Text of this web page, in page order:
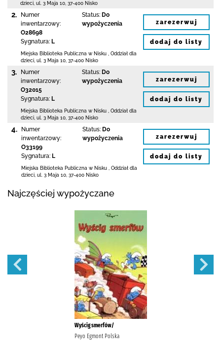
dzieci, ul. 3 Maja 10 37-400 Nisko
2.
Numer
inwentarzowy:
O28698
Sygnatura: L
Status: Do
wypożyczenia
Miejska Biblioteka Publiczna w Nisku
Oddział dla
dzieci, ul. 3 Maja 10 37-400 Nisko
zarezerwuj
dodaj do listy
3.
Numer
inwentarzowy:
O32015
Sygnatura: L
Status: Do
wypożyczenia
Miejska Biblioteka Publiczna w Nisku
Oddział dla
dzieci, ul. 3 Maja 10 37-400 Nisko
zarezerwuj
dodaj do listy
4.
Numer
inwentarzowy:
O33199
Sygnatura: L
Status: Do
wypożyczenia
Miejska Biblioteka Publiczna w Nisku
Oddział dla
dzieci, ul. 3 Maja 10 37-400 Nisko
zarezerwuj
dodaj do listy
Najczęściej wypożyczane
Wyścig smerfów/
Peyo Egmont Polska